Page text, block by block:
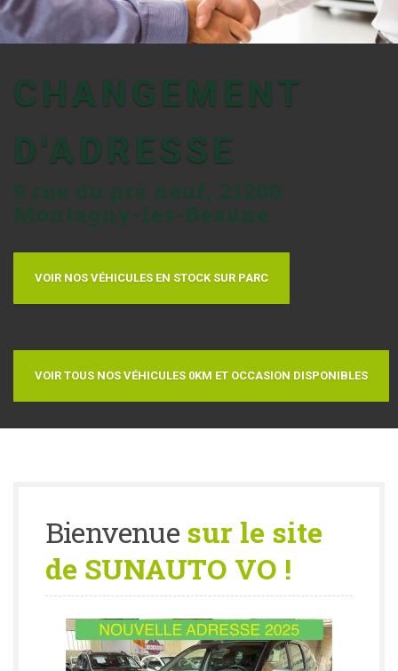
CHANGEMENT
D'ADRESSE
9 rue du pré neuf, 21200
Montagny-les-Beaune
VOIR NOS VÉHICULES EN STOCK SUR PARC
VOIR TOUS NOS VÉHICULES 0KM ET OCCASION DISPONIBLES
Bienvenuesur le site
de SUNAUTO VO !